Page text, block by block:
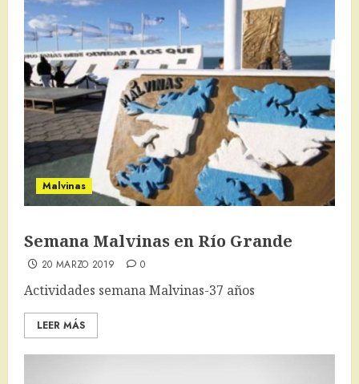
Malvinas
Semana Malvinas en Río Grande
20 MARZO 2019 0
Actividades semana Malvinas-37 años
LEER MÁS